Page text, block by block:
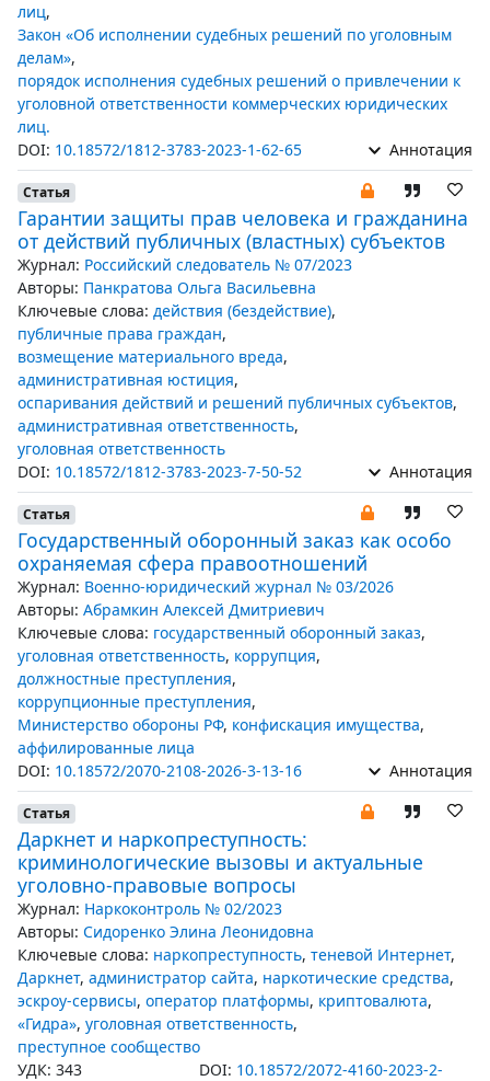
лиц,
Закон «Об исполнении судебных решений по уголовным
делам»,
порядок исполнения судебных решений о привлечении к
уголовной ответственности коммерческих юридических
лиц.
DOI: 10.18572/1812-3783-2023-1-62-65 Аннотация
Статья
Гарантии защиты прав человека и гражданина
от действий публичных (властных) субъектов
Журнал: Российский следователь № 07/2023
Авторы: Панкратова Ольга Васильевна
Ключевые слова: действия (бездействие),
публичные права граждан,
возмещение материального вреда,
административная юстиция,
оспаривания действий и решений публичных субъектов,
административная ответственность,
уголовная ответственность
DOI: 10.18572/1812-3783-2023-7-50-52 Аннотация
Статья
Государственный оборонный заказ как особо
охраняемая сфера правоотношений
Журнал: Военно-юридический журнал № 03/2026
Авторы: Абрамкин Алексей Дмитриевич
Ключевые слова: государственный оборонный заказ,
уголовная ответственность, коррупция,
должностные преступления,
коррупционные преступления,
Министерство обороны РФ, конфискация имущества,
аффилированные лица
DOI: 10.18572/2070-2108-2026-3-13-16 Аннотация
Статья
Даркнет и наркопреступность:
криминологические вызовы и актуальные
уголовно-правовые вопросы
Журнал: Наркоконтроль № 02/2023
Авторы: Сидоренко Элина Леонидовна
Ключевые слова: наркопреступность, теневой Интернет,
Даркнет, администратор сайта, наркотические средства,
эскроу-сервисы, оператор платформы, криптовалюта,
«Гидра», уголовная ответственность,
преступное сообщество
УДК: 343
DOI: 10.18572/2072-4160-2023-2-